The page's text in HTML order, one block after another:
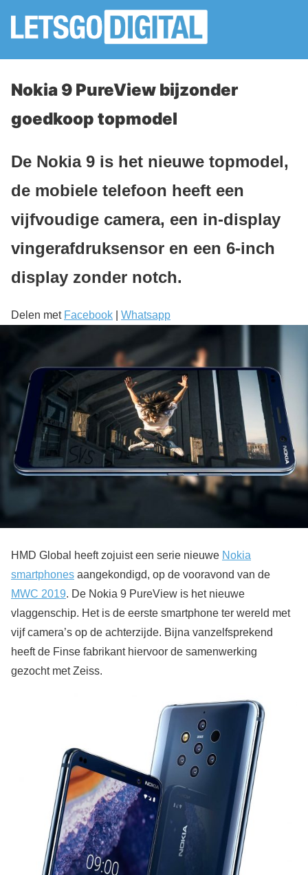
Nokia 9 PureView bijzonder
goedkoop topmodel
De Nokia 9 is het nieuwe topmodel,
de mobiele telefoon heeft een
vijfvoudige camera, een in-display
vingerafdruksensor en een 6-inch
display zonder notch.
Delen met Facebook Whatsapp
HMD Global heeft zojuist een serie nieuwe Nokia
smartphones aangekondigd, op de vooravond van de
MWC 2019. De Nokia 9 PureView is het nieuwe
vlaggenschip. Het is de eerste smartphone ter wereld met
vijf camera’s op de achterzijde. Bijna vanzelfsprekend
heeft de Finse fabrikant hiervoor de samenwerking
gezocht met Zeiss.